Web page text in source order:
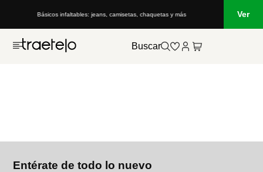
Básicos infaltables: jeans, camisetas, chaquetas y más Ver
Buscar
Entérate de todo lo nuevo